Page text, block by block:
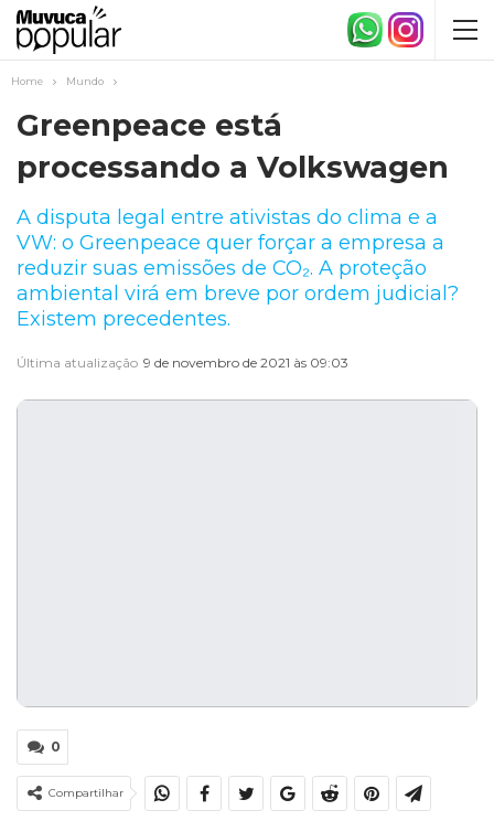
Home Mundo
Greenpeace está
processando a Volkswagen
A disputa legal entre ativistas do clima e a
VW: o Greenpeace quer forçar a empresa a
reduzir suas emissões de CO₂. A proteção
ambiental virá em breve por ordem judicial?
Existem precedentes.
Última atualização 9 de novembro de 2021 às 09:03
0
Compartilhar